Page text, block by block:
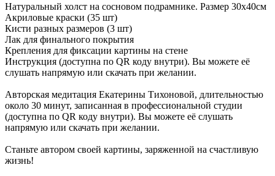
Натуральный холст на сосновом подрамнике. Размер 30х40см
Акриловые краски (35 шт)
Кисти разных размеров (3 шт)
Лак для финального покрытия
Крепления для фиксации картины на стене
Инструкция (доступна по QR коду внутри). Вы можете её
слушать напрямую или скачать при желании.
Авторская медитация Екатерины Тихоновой, длительностью
около 30 минут, записанная в профессиональной студии
(доступна по QR коду внутри). Вы можете её слушать
напрямую или скачать при желании.
Станьте автором своей картины, заряженной на счастливую
жизнь!